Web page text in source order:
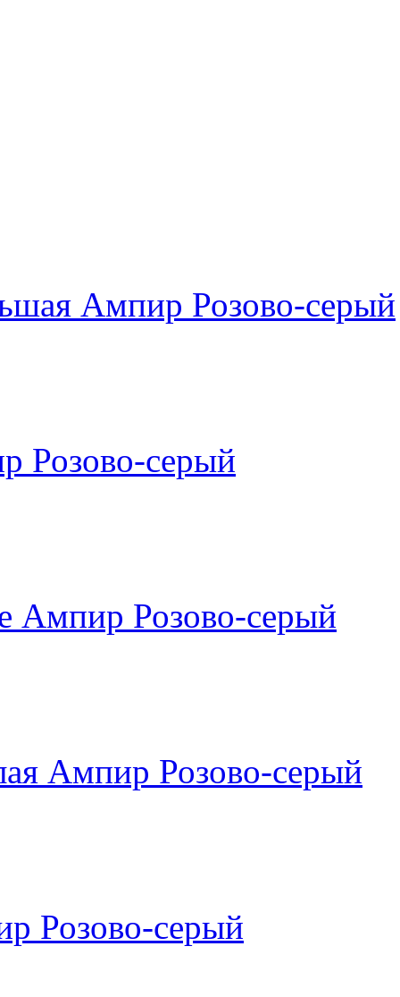
Ампир Розово-серый
Розово-серый
Ампир Розово-серый
Ампир Розово-серый
Розово-серый